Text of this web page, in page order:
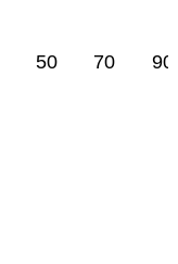
50 70 90